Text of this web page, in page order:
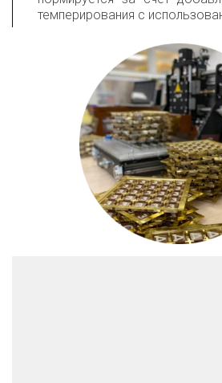
темперирования с